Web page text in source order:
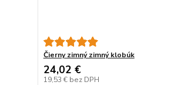
Čierny zimný zimný klobúk
24,02 €
19,53 € bez DPH